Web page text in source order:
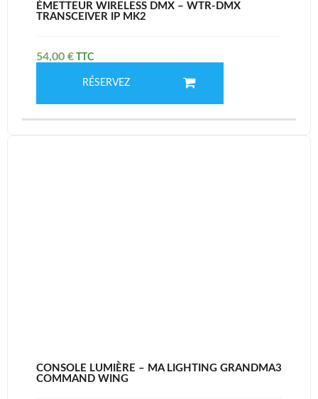
ÉMETTEUR WIRELESS DMX – WTR-DMX
TRANSCEIVER IP MK2
54,00 €
RÉSERVEZ
CONSOLE LUMIÈRE – MA LIGHTING GRANDMA3
COMMAND WING